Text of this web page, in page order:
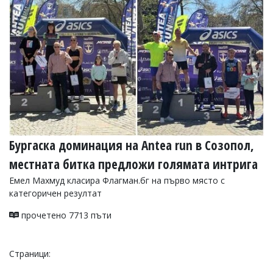
Бургаска доминация на Antea run в Созопол,
местната битка предложи голямата интрига
Емел Махмуд класира Флагман.бг на първо място с
категоричен резултат
прочетено 7713 пъти
Страници: